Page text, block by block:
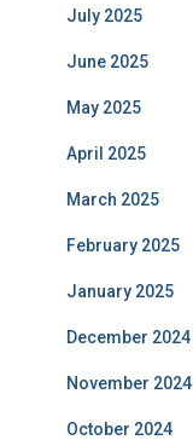
July 2025
June 2025
May 2025
April 2025
March 2025
February 2025
January 2025
December 2024
November 2024
October 2024